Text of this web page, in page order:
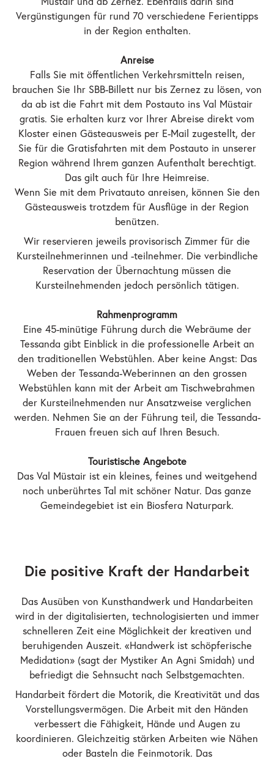
Vergünstigungen für rund 70 verschiedene Ferientipps
in der Region enthalten.
Anreise
Falls Sie mit öffentlichen Verkehrsmitteln reisen,
brauchen Sie Ihr SBB-Billett nur bis Zernez zu lösen, von
da ab ist die Fahrt mit dem Postauto ins Val Müstair
gratis. Sie erhalten kurz vor Ihrer Abreise direkt vom
Kloster einen Gästeausweis per E-Mail zugestellt, der
Sie für die Gratisfahrten mit dem Postauto in unserer
Region während Ihrem ganzen Aufenthalt berechtigt.
Das gilt auch für Ihre Heimreise.
Wenn Sie mit dem Privatauto anreisen, können Sie den
Gästeausweis trotzdem für Ausflüge in der Region
benützen.
Wir reservieren jeweils provisorisch Zimmer für die
Kursteilnehmerinnen und -teilnehmer. Die verbindliche
Reservation der Übernachtung müssen die
Kursteilnehmenden jedoch persönlich tätigen.
Rahmenprogramm
Eine 45-minütige Führung durch die Webräume der
Tessanda gibt Einblick in die professionelle Arbeit an
den traditionellen Webstühlen. Aber keine Angst: Das
Weben der Tessanda-Weberinnen an den grossen
Webstühlen kann mit der Arbeit am Tischwebrahmen
der Kursteilnehmenden nur Ansatzweise verglichen
werden. Nehmen Sie an der Führung teil, die Tessanda-
Frauen freuen sich auf Ihren Besuch.
Touristische Angebote
Das Val Müstair ist ein kleines, feines und weitgehend
noch unberührtes Tal mit schöner Natur. Das ganze
Gemeindegebiet ist ein Biosfera Naturpark.
Die positive Kraft der Handarbeit
Das Ausüben von Kunsthandwerk und Handarbeiten
wird in der digitalisierten, technologisierten und immer
schnelleren Zeit eine Möglichkeit der kreativen und
beruhigenden Auszeit. «Handwerk ist schöpferische
Medidation» (sagt der Mystiker An Agni Smidah) und
befriedigt die Sehnsucht nach Selbstgemachten.
Handarbeit fördert die Motorik, die Kreativität und das
Vorstellungsvermögen. Die Arbeit mit den Händen
verbessert die Fähigkeit, Hände und Augen zu
koordinieren. Gleichzeitig stärken Arbeiten wie Nähen
oder Basteln die Feinmotorik. Das